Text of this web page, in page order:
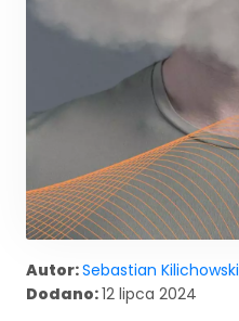
Autor:Sebastian Kilichowski
Dodano:12 lipca 2024